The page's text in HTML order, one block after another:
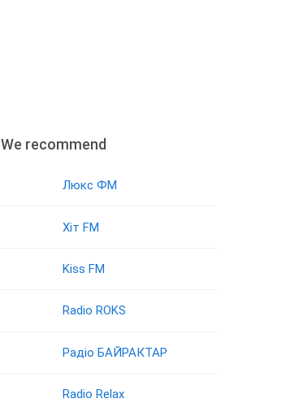
We recommend
Люкс ФМ
Хіт FM
Kiss FM
Radio ROKS
Радіо БАЙРАКТАР
Radio Relax